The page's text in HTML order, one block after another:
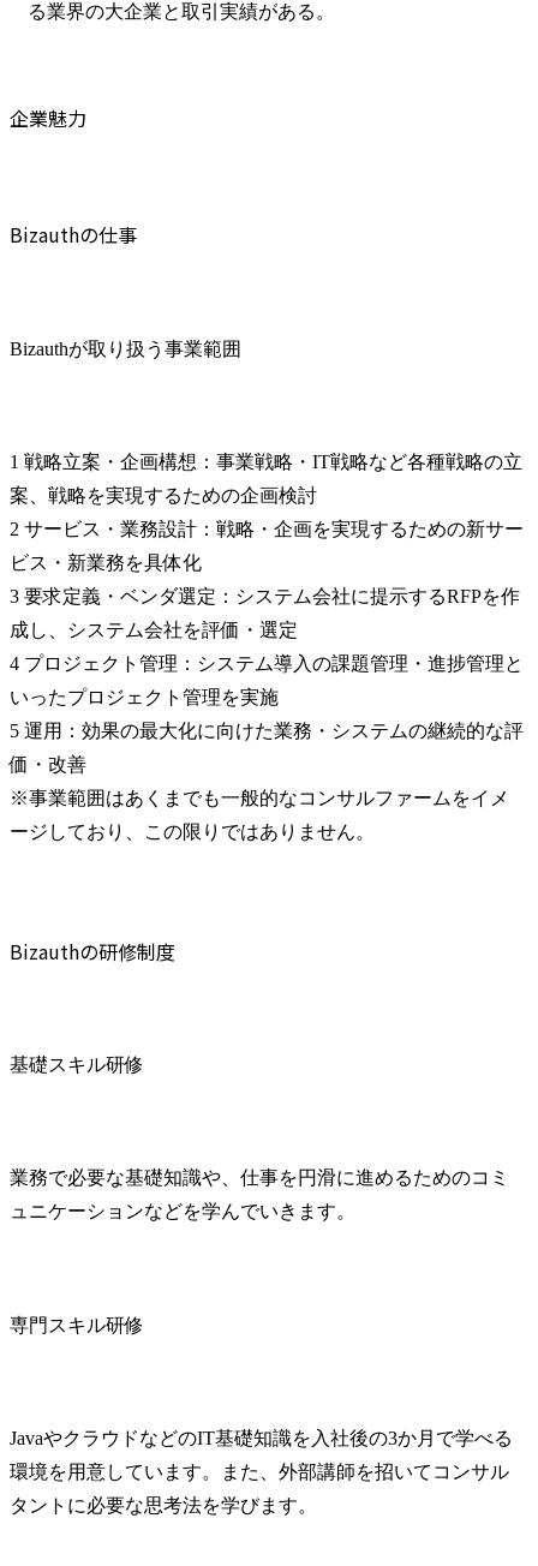
る業界の大企業と取引実績がある。
企業魅力
Bizauthの仕事
Bizauthが取り扱う事業範囲
1 戦略立案・企画構想：事業戦略・IT戦略など各種戦略の立
案、戦略を実現するための企画検討
2 サービス・業務設計：戦略・企画を実現するための新サー
ビス・新業務を具体化
3 要求定義・ベンダ選定：システム会社に提示するRFPを作
成し、システム会社を評価・選定
4 プロジェクト管理：システム導入の課題管理・進捗管理と
いったプロジェクト管理を実施
5 運用：効果の最大化に向けた業務・システムの継続的な評
価・改善
※事業範囲はあくまでも一般的なコンサルファームをイメ
ージしており、この限りではありません。
Bizauthの研修制度
基礎スキル研修
業務で必要な基礎知識や、仕事を円滑に進めるためのコミ
ュニケーションなどを学んでいきます。
専門スキル研修
JavaやクラウドなどのIT基礎知識を入社後の3か月で学べる
環境を用意しています。また、外部講師を招いてコンサル
タントに必要な思考法を学びます。